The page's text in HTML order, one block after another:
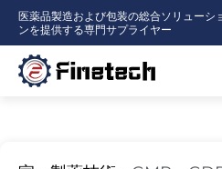
医薬品製造および包装の総合ソリューシ
ンを提供する専門サプライヤー